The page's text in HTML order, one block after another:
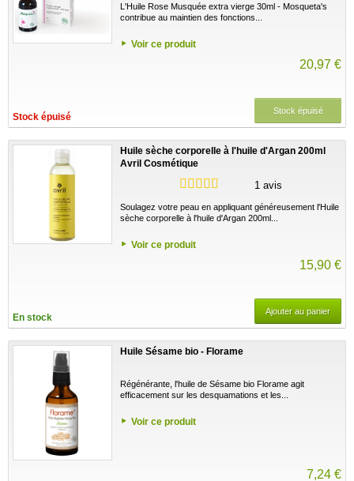
L'Huile Rose Musquée extra vierge 30ml - Mosqueta's
contribue au maintien des fonctions...
Voir ce produit
20,97 €
Stock épuisé
Stock épuisé
Huile sèche corporelle à l'huile d'Argan 200ml
Avril Cosmétique
1 avis
Soulagez votre peau en appliquant généreusement l'Huile
sèche corporelle à l'huile d'Argan 200ml...
Voir ce produit
15,90 €
En stock
Ajouter au panier
Huile Sésame bio - Florame
Régénérante, l'huile de Sésame bio Florame agit
efficacement sur les desquamations et les...
Voir ce produit
7,24 €